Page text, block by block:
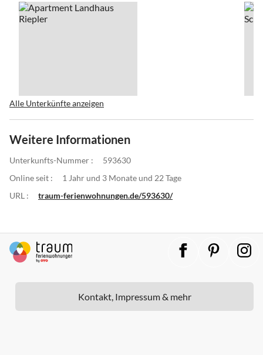
Alle Unterkünfte anzeigen
Weitere Informationen
Unterkunfts-Nummer :
593630
Online seit :
1 Jahr und 3 Monate und 22 Tage
URL :
traum-ferienwohnungen.de/593630/
Kontakt, Impressum & mehr